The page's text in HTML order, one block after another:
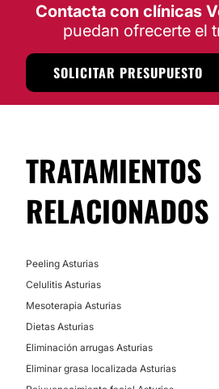
Contacta con clínicas
puedan ofrecerte el
SOLICITAR PRESUPUESTO
TRATAMIENTOS
RELACIONADOS
Peeling Asturias
Celulitis Asturias
Mesoterapia Asturias
Dietas Asturias
Eliminación arrugas Asturias
Eliminar grasa localizada Asturias